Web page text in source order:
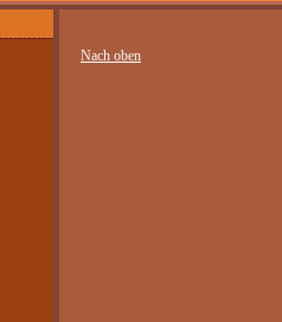
Nach oben